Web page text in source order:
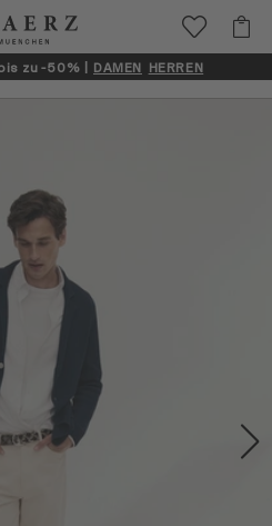
zu -50% | DAMEN HERREN